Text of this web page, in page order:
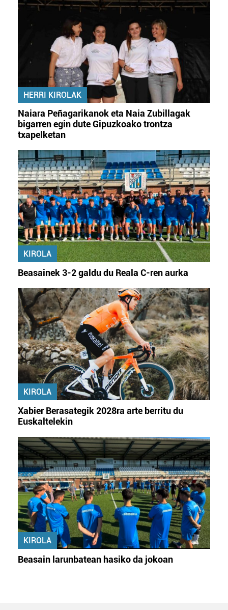
HERRI KIROLAK
Naiara Peñagarikanok eta Naia Zubillagak
bigarren egin dute Gipuzkoako trontza
txapelketan
KIROLA
Beasainek 3-2 galdu du Reala C-ren aurka
KIROLA
Xabier Berasategik 2028ra arte berritu du
Euskaltelekin
KIROLA
Beasain larunbatean hasiko da jokoan